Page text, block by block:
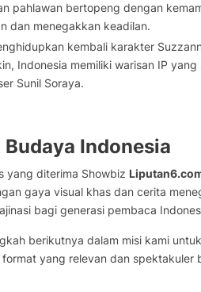
pahlawan bertopeng dengan
dan menegakkan keadilan.
kembali karakter
Indonesia memiliki warisan IP
Sunil Soraya.
Indonesia
yang diterima Showbiz
gaya visual khas dan cerita
bagi generasi pembaca
berikutnya dalam misi kami
yang relevan dan spektakuler